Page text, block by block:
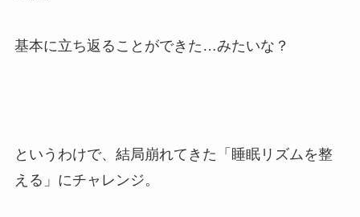
基本に立ち返ることができた…みたいな？
というわけで、結局崩れてきた「睡眠リズムを整
える」にチャレンジ。